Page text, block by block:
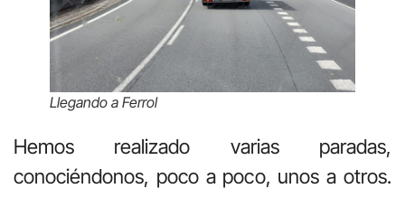
Llegando a Ferrol
Hemos realizado varias paradas,
conociéndonos, poco a poco, unos a otros.